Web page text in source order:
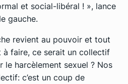
et social-libéral ! », lance
gauche.
revient au pouvoir et tout
à faire, ce serait un collectif
le harcèlement sexuel ? Nos
c’est un coup de